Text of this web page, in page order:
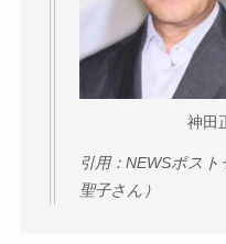
神田
引用：NEWSポス
聖子さん）